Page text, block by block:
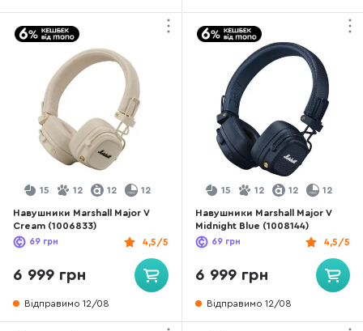
15 12 12 12
Навушники Marshall Major V
Cream (1006833)
4,5/5
69 грн
6 999 грн
Відправимо 12/08
15 12 12 12
Навушники Marshall Major V
Midnight Blue (1008144)
4,5/5
69 грн
6 999 грн
Відправимо 12/08